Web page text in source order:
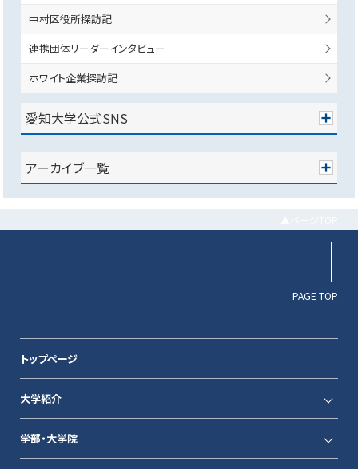
中村区役所探訪記
連携団体リーダーインタビュー
ホワイト企業探訪記
愛知大学公式SNS
アーカイブ一覧
PAGE TOP
トップページ
大学紹介
学部・大学院